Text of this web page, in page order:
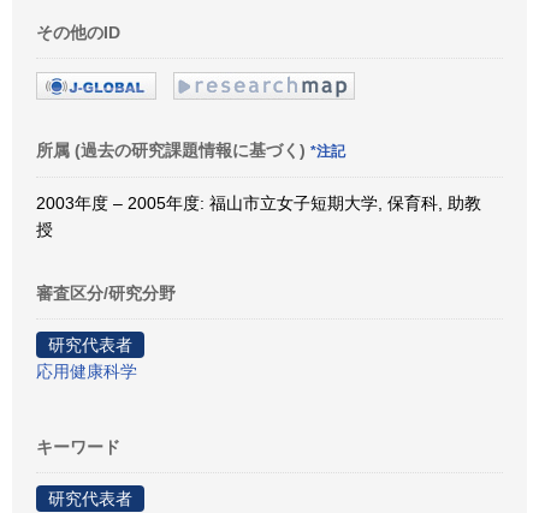
その他のID
所属 (過去の研究課題情報に基づく) *注記
2003年度 – 2005年度: 福山市立女子短期大学, 保育科, 助教
授
審査区分/研究分野
研究代表者
応用健康科学
キーワード
研究代表者